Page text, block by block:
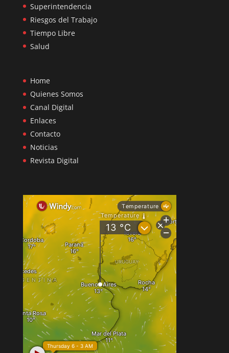
Superintendencia
Riesgos del Trabajo
Tiempo Libre
Salud
Home
Quienes Somos
Canal Digital
Enlaces
Contacto
Noticias
Revista Digital